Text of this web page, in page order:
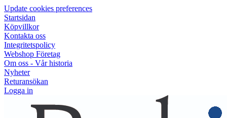
Update cookies preferences
Startsidan
Köpvillkor
Kontakta oss
Integritetspolicy
Webshop Företag
Om oss - Vår historia
Nyheter
Returansökan
Logga in